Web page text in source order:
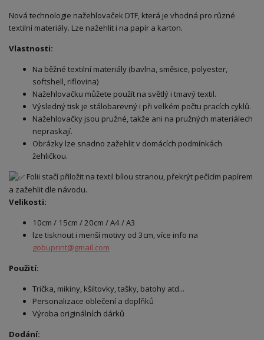
Nová technologie nažehlovaček DTF, která je vhodná pro různé
textilní materiály. Lze nažehlit i na papír a karton.
Vlastnosti:
Na běžné textilní materiály (bavlna, směsice, polyester,
softshell, riflovina)
Nažehlovačku můžete použít na světlý i tmavý textil.
Výsledný tisk je stálobarevný i při velkém počtu pracích cyklů.
Nažehlovačky jsou pružné, takže ani na pružných materiálech
nepraskají.
Obrázky lze snadno zažehlit v domácích podmínkách
žehličkou.
Folii stačí přiložit na textil bílou stranou, překrýt pečícím papírem
a zažehlit dle návodu.
Velikosti:
10cm / 15cm / 20cm / A4 / A3
lze tisknout i menší motivy od 3cm, více info na
gobuprint@gmail.com
Použití:
Trička, mikiny, kšiltovky, tašky, batohy atd...
Personalizace oblečení a doplňků
Výroba originálních dárků
Dodání: